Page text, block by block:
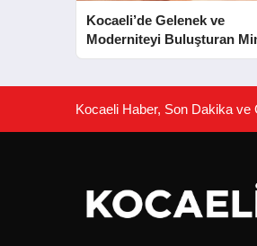
Kocaeli’de Gelenek ve
Moderniteyi Buluşturan
Konferansı
Kocaeli Haber, Son Dakika ve